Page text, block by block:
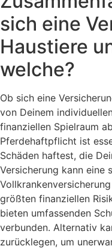
sich eine
Haustiere
welche?
Ob sich eine
von Deinem
finanziellen Spielraum
Pferdehaftpflicht ist
Schäden haftest, die
Versicherung kann eine
größten finanziellen
bieten umfassenden
verbunden. Alternativ
zurücklegen, um